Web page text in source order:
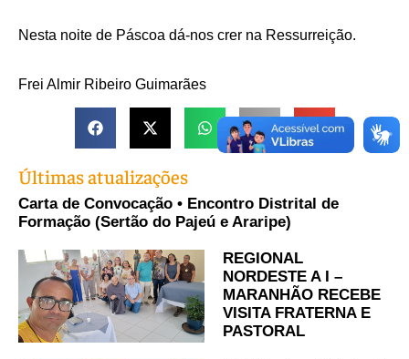
Nesta noite de Páscoa dá-nos crer na Ressurreição.
Frei Almir Ribeiro Guimarães
Últimas atualizações
Carta de Convocação • Encontro Distrital de
Formação (Sertão do Pajeú e Araripe)
REGIONAL
NORDESTE A I –
MARANHÃO RECEBE
VISITA FRATERNA E
PASTORAL